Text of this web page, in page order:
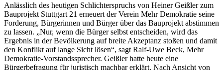
Anlässlich des heutigen Schlichterspruchs von Heiner Geißler zum
Bauprojekt Stuttgart 21 erneuert der Verein Mehr Demokratie seine
Forderung, Bürgerinnen und Bürger über das Bauprojekt abstimmen
zu lassen. „Nur, wenn die Bürger selbst entscheiden, wird das
Ergebnis in der Bevölkerung auf breite Akzeptanz stoßen und damit
den Konflikt auf lange Sicht lösen“, sagt Ralf-Uwe Beck, Mehr
Demokratie-Vorstandssprecher. Geißler hatte heute eine
Bürgerbefragung für juristisch machbar erklärt. Nach Ansicht von